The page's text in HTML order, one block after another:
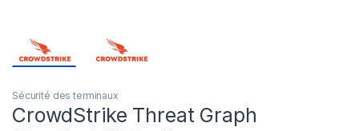
Sécurité des terminaux
CrowdStrike Threat Graph